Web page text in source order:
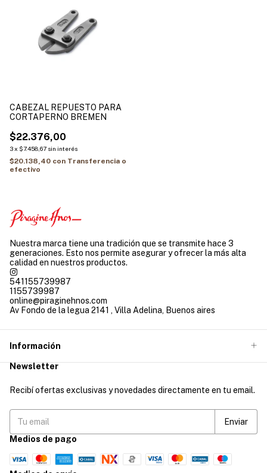
CABEZAL REPUESTO PARA
CORTAPERNO BREMEN
$22.376,00
3x $7.458,67 sin interés
$20.138,40 con Transferencia o
efectivo
Nuestra marca tiene una tradición que se transmite hace 3
generaciones. Esto nos permite asegurar y ofrecer la más alta
calidad en nuestros productos.
541155739987
1155739987
online@piraginehnos.com
Av Fondo de la legua 2141 , Villa Adelina, Buenos aires
Información
Newsletter
Recibí ofertas exclusivas y novedades directamente en tu email.
Medios de pago